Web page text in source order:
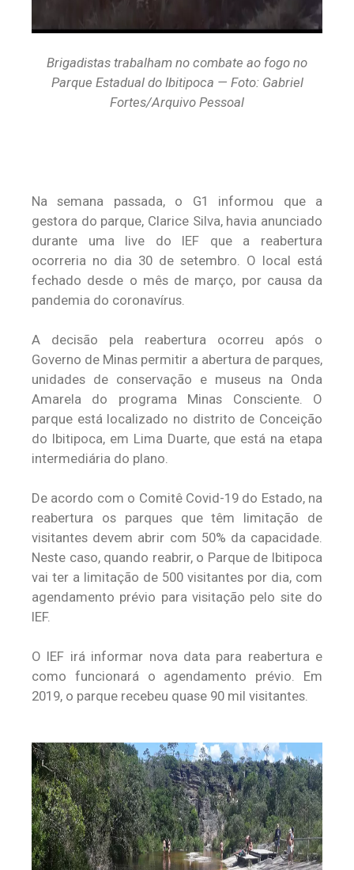
Brigadistas trabalham no combate ao fogo no
Parque Estadual do Ibitipoca — Foto: Gabriel
Fortes/Arquivo Pessoal
Na semana passada, o G1 informou que a
gestora do parque, Clarice Silva, havia anunciado
durante uma live do IEF que a reabertura
ocorreria no dia 30 de setembro. O local está
fechado desde o mês de março, por causa da
pandemia do coronavírus.
A decisão pela reabertura ocorreu após o
Governo de Minas permitir a abertura de parques,
unidades de conservação e museus na Onda
Amarela do programa Minas Consciente. O
parque está localizado no distrito de Conceição
do Ibitipoca, em Lima Duarte, que está na etapa
intermediária do plano.
De acordo com o Comitê Covid-19 do Estado, na
reabertura os parques que têm limitação de
visitantes devem abrir com 50% da capacidade.
Neste caso, quando reabrir, o Parque de Ibitipoca
vai ter a limitação de 500 visitantes por dia, com
agendamento prévio para visitação pelo site do
IEF.
O IEF irá informar nova data para reabertura e
como funcionará o agendamento prévio. Em
2019, o parque recebeu quase 90 mil visitantes.